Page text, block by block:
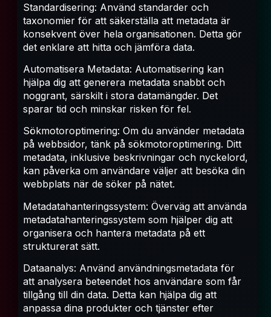
Standardisering: Använd standarder och
taxonomier för att säkerställa att metadata är
konsekvent över hela organisationen. Detta gör
det enklare att hitta och jämföra data.
Automatisera Metadata: Automatisering kan
hjälpa dig att generera metadata snabbt och
noggrant, särskilt i stora datamängder. Det
sparar tid och minskar risken för fel.
Sökmotoroptimering: Om du använder metadata
på webbsidor, tänk på sökmotoroptimering. Ditt
metadata, inklusive beskrivningar och nyckelord,
kan påverka om användare väljer att besöka din
webbplats när de söker på nätet.
Metadatahanteringssystem: Överväg att använda
metadatahanteringssystem som hjälper dig att
organisera och hantera metadata på ett
strukturerat sätt.
Dataanalys: Använd användningsmetadata för
att analysera beteendet hos användare som får
tillgång till din data. Detta kan hjälpa dig att
anpassa dina produkter och tjänster efter